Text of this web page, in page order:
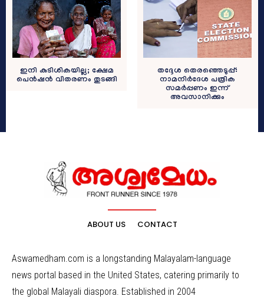
ഇനി കുടിശികയില്ല; ക്ഷേമ
പെൻഷൻ വിതരണം തുടങ്ങി
തദ്ദേശ തെരഞ്ഞെടുപ്പ്:
നാമനിർദേശ പത്രിക
സമർപ്പണം ഇന്ന്
അവസാനിക്കും
ABOUT US CONTACT
Aswamedham.com is a longstanding Malayalam-language
news portal based in the United States, catering primarily to
the global Malayali diaspora. Established in 2004